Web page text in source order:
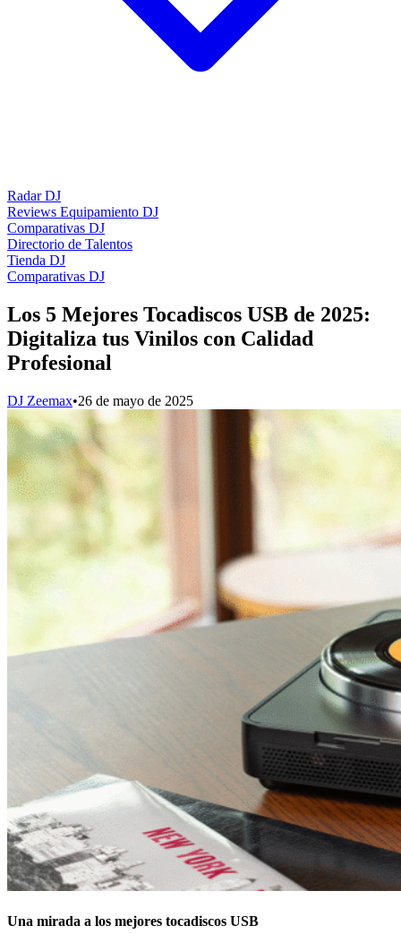
Radar DJ
Reviews Equipamiento DJ
Comparativas DJ
Directorio de Talentos
Tienda DJ
Comparativas DJ
Los 5 Mejores Tocadiscos USB de 2025:
Digitaliza tus Vinilos con Calidad
Profesional
DJ Zeemax•26 de mayo de 2025
Una mirada a los mejores tocadiscos USB